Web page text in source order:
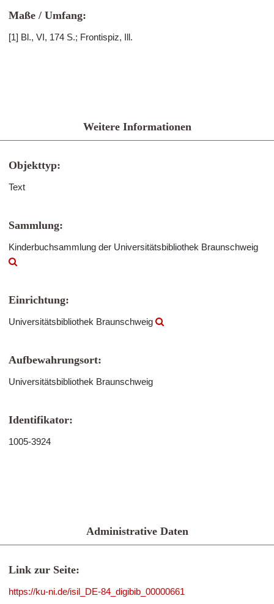
Maße / Umfang:
[1] Bl., VI, 174 S.; Frontispiz, Ill.
Weitere Informationen
Objekttyp:
Text
Sammlung:
Kinderbuchsammlung der Universitätsbibliothek Braunschweig
Einrichtung:
Universitätsbibliothek Braunschweig
Aufbewahrungsort:
Universitätsbibliothek Braunschweig
Identifikator:
1005-3924
Administrative Daten
Link zur Seite:
https://ku-ni.de/isil_DE-84_digibib_00000661